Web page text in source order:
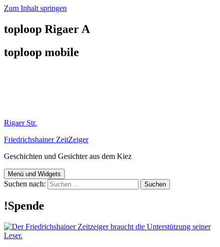
Zum Inhalt springen
toploop Rigaer A
toploop mobile
Rigaer Str.
Friedrichshainer ZeitZeiger
Geschichten und Gesichter aus dem Kiez
Menü und Widgets
Suchen nach:
!Spende